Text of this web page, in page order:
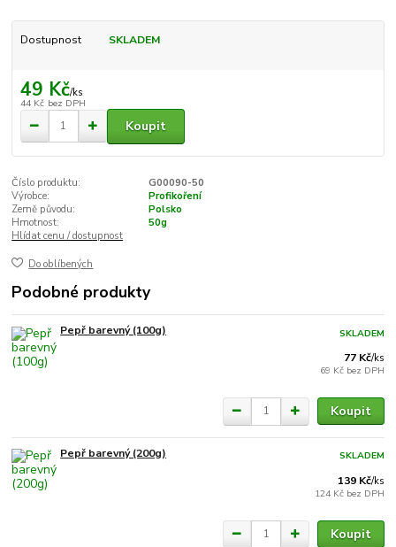
Dostupnost SKLADEM
49 Kč/ks
44 Kč bez DPH
Koupit
Číslo produktu:
G00090-50
Výrobce:
Profikoření
Země původu:
Polsko
Hmotnost:
50g
Hlídat cenu / dostupnost
Do oblíbených
Podobné produkty
Pepř barevný (100g)
77 Kč/ks
69 Kč bez DPH
SKLADEM
Koupit
Pepř barevný (200g)
139 Kč/ks
124 Kč bez DPH
SKLADEM
Koupit